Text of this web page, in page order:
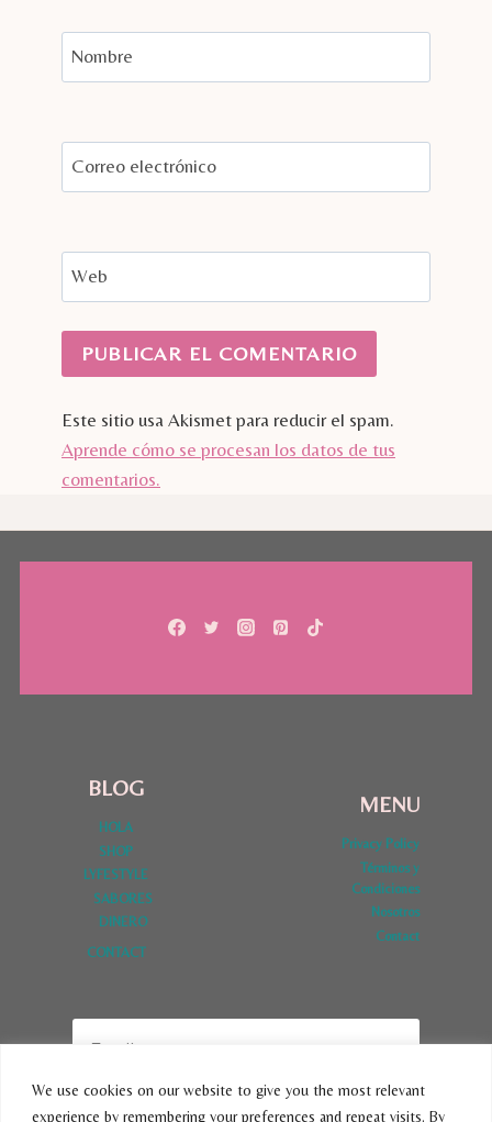
We use cookies on our website to give you the most relevant
experience by remembering your preferences and repeat visits. By
Nombre
Correo electrónico
Web
Este sitio usa Akismet para reducir el spam.
Aprende cómo se procesan los datos de tus
comentarios.
BLOG
HOLA
SHOP
LYFESTYLE
SABORES
DINERO
CONTACT
MENU
Privacy Policy
Términos y
Condiciones
Nosotros
Contact